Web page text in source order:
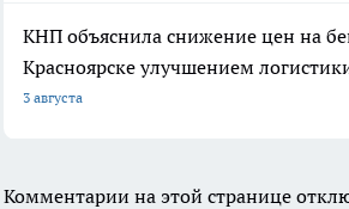
КНП объяснила снижение цен на
Красноярске улучшением
3 августа
Комментарии на этой странице